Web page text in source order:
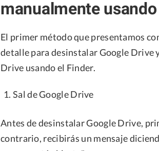
manualmente
El primer método que presentamos
detalle para desinstalar Google Drive
Drive usando el Finder.
Sal de Google Drive
Antes de desinstalar Google Drive,
contrario, recibirás un mensaje